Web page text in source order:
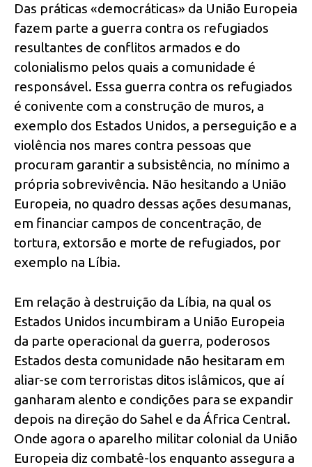
Das práticas «democráticas» da União Europeia
fazem parte a guerra contra os refugiados
resultantes de conflitos armados e do
colonialismo pelos quais a comunidade é
responsável. Essa guerra contra os refugiados
é conivente com a construção de muros, a
exemplo dos Estados Unidos, a perseguição e a
violência nos mares contra pessoas que
procuram garantir a subsistência, no mínimo a
própria sobrevivência. Não hesitando a União
Europeia, no quadro dessas ações desumanas,
em financiar campos de concentração, de
tortura, extorsão e morte de refugiados, por
exemplo na Líbia.
Em relação à destruição da Líbia, na qual os
Estados Unidos incumbiram a União Europeia
da parte operacional da guerra, poderosos
Estados desta comunidade não hesitaram em
aliar-se com terroristas ditos islâmicos, que aí
ganharam alento e condições para se expandir
depois na direção do Sahel e da África Central.
Onde agora o aparelho militar colonial da União
Europeia diz combatê-los enquanto assegura a